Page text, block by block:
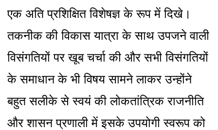
एक अति प्रशिक्षित विशेषज्ञ के रूप में दिखे।
तकनीक की विकास यात्रा के साथ उपजने वाली
विसंगतियों पर खूब चर्चा की और सभी विसंगतियों
के समाधान के भी विषय सामने लाकर उन्होंने
बहुत सलीके से स्वयं की लोकतांत्रिक राजनीति
और शासन प्रणाली में इसके उपयोगी स्वरूप को